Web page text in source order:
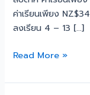
ค่าเรียนเพียง
ลงเรียน 4 – 13 […]
Read More »